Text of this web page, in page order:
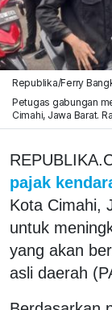
Republika/Ferry
Petugas gabungan
Cimahi, Jawa Barat.
pajak
Kota Cimahi,
untuk
yang akan
asli daerah